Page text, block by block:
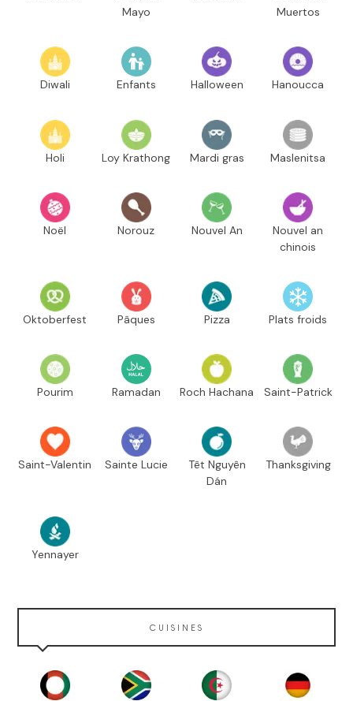
Mayo
Muertos
Diwali Enfants Halloween Hanoucca
Holi Loy Krathong Mardi gras Maslenitsa
Noël Norouz Nouvel An
Nouvel an
chinois
Oktoberfest Pâques Pizza Plats froids
Pourim Ramadan Roch Hachana Saint-Patrick
Saint-Valentin Sainte Lucie
Têt Nguyên
Dán
Thanksgiving
Yennayer
CUISINES